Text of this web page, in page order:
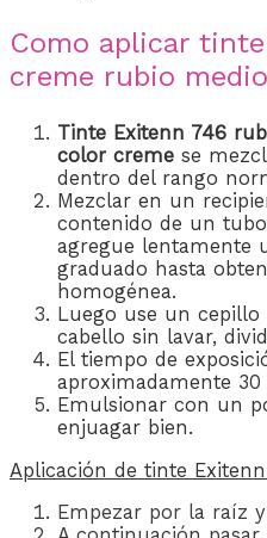
Como aplicar
creme rubio
Tinte Exitenn 746
color creme se
dentro del rango
Mezclar en un
contenido de un
agregue lentamente
graduado hasta
homogénea.
Luego use un
cabello sin lavar,
El tiempo de
aproximadamente
Emulsionar con un
enjuagar bien.
Aplicación de tinte Exitenn
Empezar por la raíz